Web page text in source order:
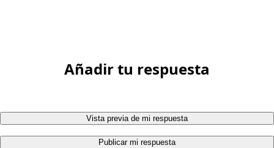
Añadir tu respuesta
Vista previa de mi respuesta
Publicar mi respuesta